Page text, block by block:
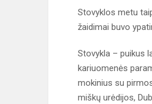
Stovyklos metu
žaidimai buvo
Stovykla – puikus
kariuomenės
mokinius su
miškų urėdijos,